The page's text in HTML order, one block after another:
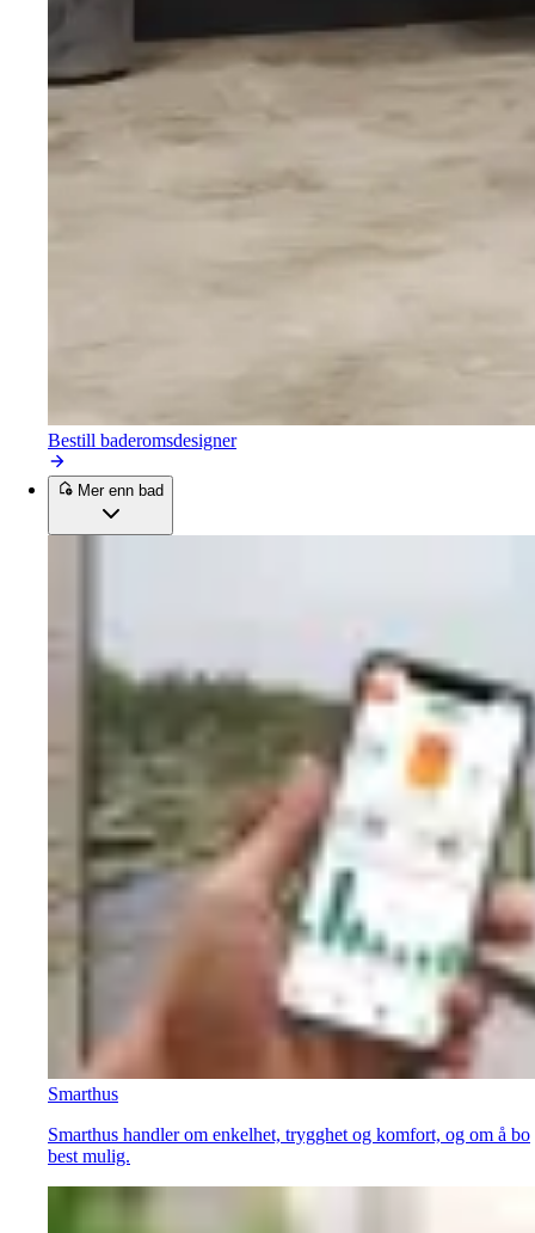
Bestill baderomsdesigner
Mer enn bad
Smarthus
Smarthus handler om enkelhet, trygghet og komfort, og om å bo
best mulig.